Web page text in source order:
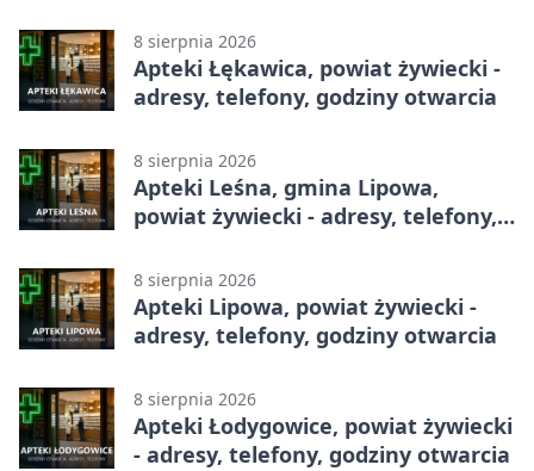
8 sierpnia 2026
Apteki Łękawica, powiat żywiecki -
adresy, telefony, godziny otwarcia
8 sierpnia 2026
Apteki Leśna, gmina Lipowa,
powiat żywiecki - adresy, telefony,
8 sierpnia 2026
Apteki Lipowa, powiat żywiecki -
adresy, telefony, godziny otwarcia
8 sierpnia 2026
Apteki Łodygowice, powiat żywiecki
- adresy, telefony, godziny otwarcia